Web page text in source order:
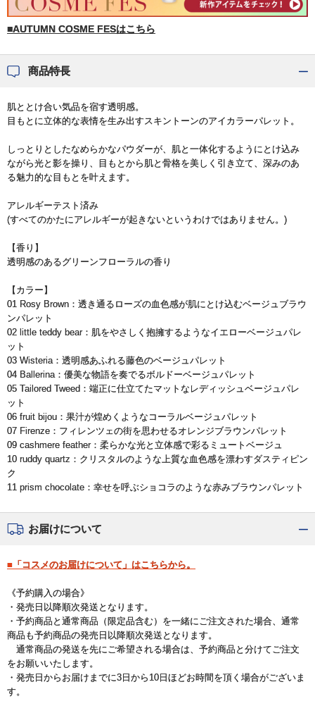
■AUTUMN COSME FESはこちら
商品特長
肌ととけ合い気品を宿す透明感。
目もとに立体的な表情を生み出すスキントーンのアイカラーパレット。
しっとりとしたなめらかなパウダーが、肌と一体化するようにとけ込み
ながら光と影を操り、目もとから肌と骨格を美しく引き立て、深みのあ
る魅力的な目もとを叶えます。
アレルギーテスト済み
(すべてのかたにアレルギーが起きないというわけではありません。)
【香り】
透明感のあるグリーンフローラルの香り
【カラー】
01 Rosy Brown：透き通るローズの血色感が肌にとけ込むベージュブラウ
ンパレット
02 little teddy bear：肌をやさしく抱擁するようなイエローベージュパレ
ット
03 Wisteria：透明感あふれる藤色のベージュパレット
04 Ballerina：優美な物語を奏でるボルドーベージュパレット
05 Tailored Tweed：端正に仕立てたマットなレディッシュベージュパレ
ット
06 fruit bijou：果汁が煌めくようなコーラルベージュパレット
07 Firenze：フィレンツェの街を思わせるオレンジブラウンパレット
09 cashmere feather：柔らかな光と立体感で彩るミュートベージュ
10 ruddy quartz：クリスタルのような上質な血色感を漂わすダスティピン
ク
11 prism chocolate：幸せを呼ぶショコラのような赤みブラウンパレット
お届けについて
■「コスメのお届けについて」はこちらから。
《予約購入の場合》
・発売日以降順次発送となります。
・予約商品と通常商品（限定品含む）を一緒にご注文された場合、通常
商品も予約商品の発売日以降順次発送となります。
通常商品の発送を先にご希望される場合は、予約商品と分けてご注文
をお願いいたします。
・発売日からお届けまでに3日から10日ほどお時間を頂く場合がございま
す。